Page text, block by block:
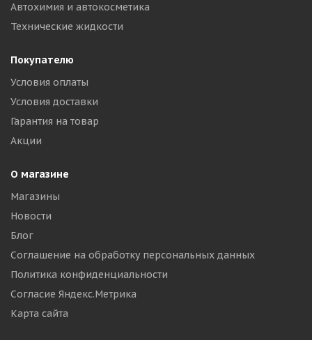
Автохимия и автокосметика
Технические жидкости
Покупателю
Условия оплаты
Условия доставки
Гарантия на товар
Акции
О магазине
Магазины
Новости
Блог
Соглашение на обработку персональных данных
Политика конфиденциальности
Согласие Яндекс.Метрика
Карта сайта